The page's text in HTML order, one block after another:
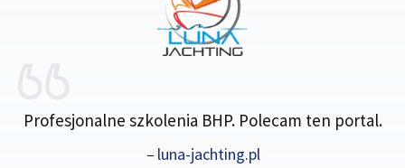
Profesjonalne szkolenia BHP. Polecam ten portal.
– luna-jachting.pl